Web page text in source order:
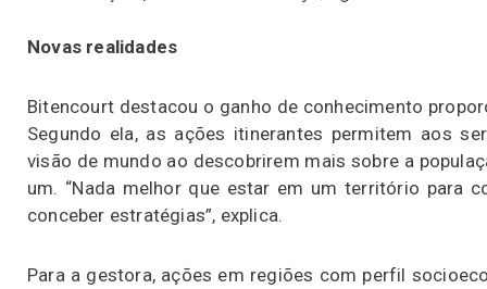
Novas realidades
Bitencourt destacou o ganho de conhecimento
Segundo ela, as ações itinerantes permitem aos
visão de mundo ao descobrirem mais sobre a
um. “Nada melhor que estar em um território para
conceber estratégias”, explica.
Para a gestora, ações em regiões com perfil